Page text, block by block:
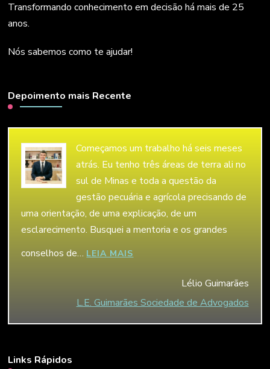
Transformando conhecimento em decisão há mais de 25
anos.
Nós sabemos como te ajudar!
Depoimento mais Recente
Começamos um trabalho há seis meses
atrás. Eu tenho três áreas de terra ali no
sul de Minas e toda a questão da
gestão pecuária e agrícola precisando de
uma orientação, de uma explicação, de um
esclarecimento. Busquei a mentoria e os grandes
conselhos de…LEIA MAIS
Lélio Guimarães
L.E. Guimarães Sociedade de Advogados
Links Rápidos